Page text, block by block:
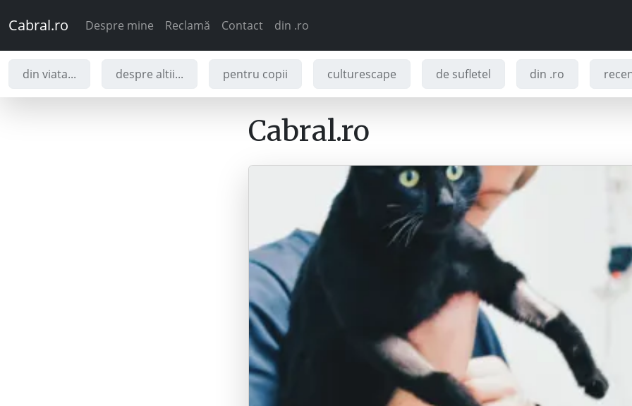
Cabral.ro Despre mine Reclamă Contact din .ro
din viata... despre altii... pentru copii culturescape de sufletel din .ro
Cabral.ro